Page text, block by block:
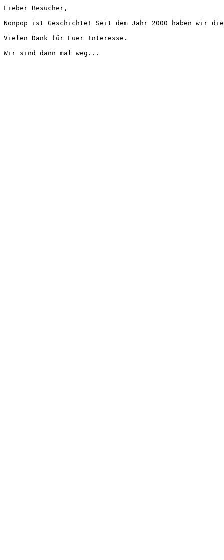
Lieber Besucher,
Nonpop ist Geschichte! Seit dem Jahr 2000 haben wir
Vielen Dank für Euer Interesse.
Wir sind dann mal weg...